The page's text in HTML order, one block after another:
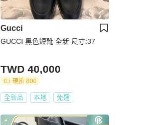
Gucci
GUCCI 黑色短靴 全新 尺寸:37
TWD 40,000
現折 800
全新品 本地 免運